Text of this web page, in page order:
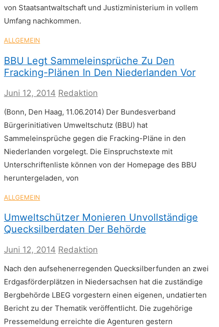
von Staatsantwaltschaft und Justizministerium in vollem
Umfang nachkommen.
ALLGEMEIN
BBU Legt Sammeleinsprüche Zu Den
Fracking-Plänen In Den Niederlanden Vor
Juni 12, 2014 Redaktion
(Bonn, Den Haag, 11.06.2014) Der Bundesverband
Bürgerinitiativen Umweltschutz (BBU) hat
Sammeleinsprüche gegen die Fracking-Pläne in den
Niederlanden vorgelegt. Die Einspruchstexte mit
Unterschriftenliste können von der Homepage des BBU
heruntergeladen, von
ALLGEMEIN
Umweltschützer Monieren Unvollständige
Quecksilberdaten Der Behörde
Juni 12, 2014 Redaktion
Nach den aufsehenerregenden Quecksilberfunden an zwei
Erdgasförderplätzen in Niedersachsen hat die zuständige
Bergbehörde LBEG vorgestern einen eigenen, undatierten
Bericht zu der Thematik veröffentlicht. Die zugehörige
Pressemeldung erreichte die Agenturen gestern